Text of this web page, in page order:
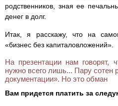
родственников, зная ее
денег в долг.
Итак, я расскажу, что на
«бизнес без капиталовложений».
На презентации нам говорят,
нужно всего лишь... Пару сотен
документации». Но это обман
Вам придется платить за